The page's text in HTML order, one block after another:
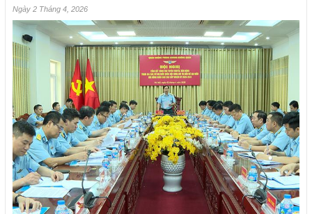
Ngày 2 Tháng 4, 2026